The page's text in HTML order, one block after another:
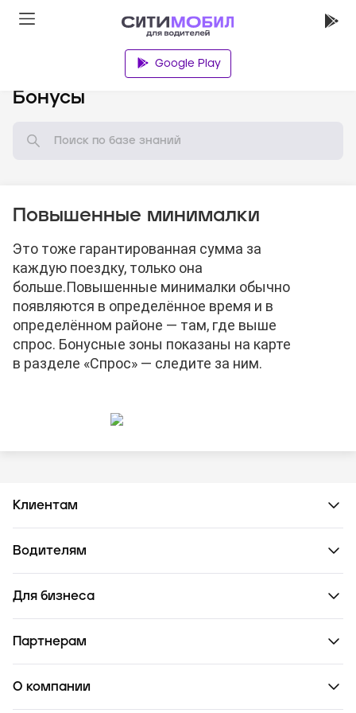
Google Play
Бонусы
Повышенные минималки
Это тоже гарантированная сумма за
каждую поездку, только она
больше.Повышенные минималки обычно
появляются в определённое время и в
определённом районе — там, где выше
спрос. Бонусные зоны показаны на карте
в разделе «Спрос» — следите за ним.
Клиентам
Водителям
Для бизнеса
Партнерам
О компании